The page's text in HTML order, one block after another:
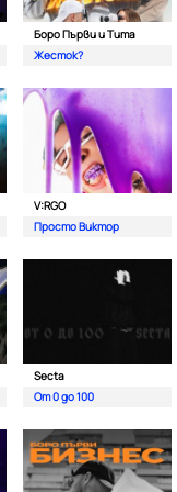
Боро Първи и Тита
Жесток?
V:RGO
Просто Виктор
Secta
От 0 до 100